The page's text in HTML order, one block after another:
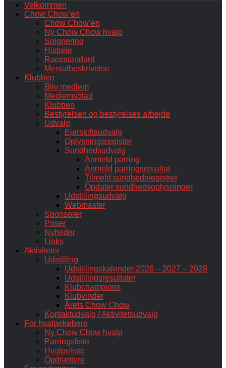
Velkommen
Chow Chow’en
Chow Chow’en
Ny Chow Chow hvalp
Soignering
Historie
Racestandard
Mentalbeskrivelse
Klubben
Bliv medlem
Medlemsblad
Klubben
Bestyrelsen og bestyrelses arbejde
Udvalg
Ejerskifteudvalg
Oplysningsregister
Sundhedsudvalg
Anmeld parring
Anmeld parringsresultat
Tilmeld sundhedsregistret
Opdater sundhedsoplysninger
Udstillingsudvalg
Webmaster
Sponsorer
Priser
Nyheder
Links
Aktiviteter
Udstilling
Udstillingskalender 2026 – 2027 – 2028
Udstillingsresultater
Klubchampions
Klubvinder
Årets Chow Chow
Kontaktudvalg / Aktivitetsudvalg
For hvalpekøbere
Ny Chow Chow hvalp
Parringsliste
Hvalpeliste
Opdrættere